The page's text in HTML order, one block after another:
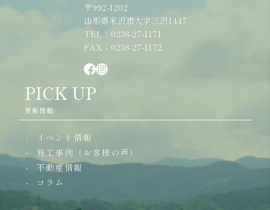
〒992-1202
山形県米沢市大字三沢1447
TEL：0238-27-1171
FAX：0238-27-1172
PICK UP
更新情報
イベント情報
施工事例（お客様の声）
不動産情報
コラム